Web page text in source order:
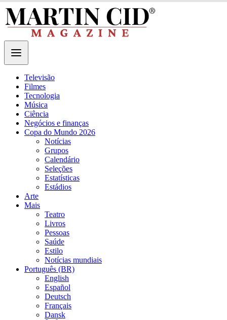
Televisão
Filmes
Tecnologia
Música
Ciência
Negócios e finanças
Copa do Mundo 2026
Notícias
Grupos
Calendário
Seleções
Estatísticas
Estádios
Arte
Mais
Teatro
Livros
Pessoas
Saúde
Estilo
Notícias mundiais
Português (BR)
English
Español
Deutsch
Français
Dansk